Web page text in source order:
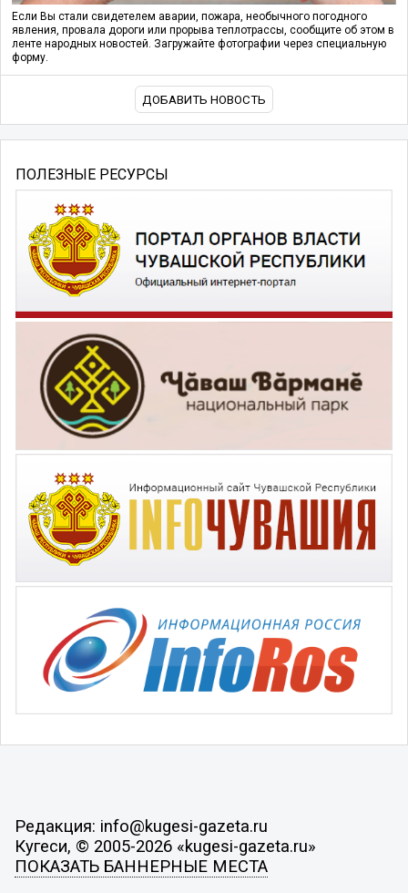
Если Вы стали свидетелем аварии, пожара, необычного погодного
явления, провала дороги или прорыва теплотрассы, сообщите об этом в
ленте народных новостей. Загружайте фотографии через специальную
форму.
ДОБАВИТЬ НОВОСТЬ
ПОЛЕЗНЫЕ РЕСУРСЫ
Редакция: info@kugesi-gazeta.ru
Кугеси, © 2005-2026 «kugesi-gazeta.ru»
ПОКАЗАТЬ БАННЕРНЫЕ МЕСТА